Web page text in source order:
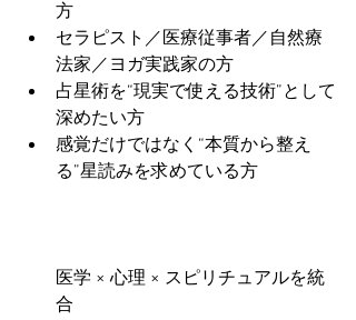
方
セラピスト／医療従事者／自然療
法家／ヨガ実践家の方
占星術を“現実で使える技術”として
深めたい方
感覚だけではなく“本質から整え
る”星読みを求めている方
医学 × 心理 × スピリチュアルを統
合